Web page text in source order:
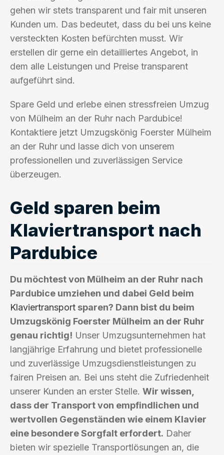
gehen wir stets transparent und fair mit unseren
Kunden um. Das bedeutet, dass du bei uns keine
versteckten Kosten befürchten musst. Wir
erstellen dir gerne ein detailliertes Angebot, in
dem alle Leistungen und Preise transparent
aufgeführt sind.
Spare Geld und erlebe einen stressfreien Umzug
von Mülheim an der Ruhr nach Pardubice!
Kontaktiere jetzt Umzugskönig Foerster Mülheim
an der Ruhr und lasse dich von unserem
professionellen und zuverlässigen Service
überzeugen.
Geld sparen beim
Klaviertransport nach
Pardubice
Du möchtest von Mülheim an der Ruhr nach
Pardubice umziehen und dabei Geld beim
Klaviertransport sparen? Dann bist du beim
Umzugskönig Foerster Mülheim an der Ruhr
genau richtig! Unser Umzugsunternehmen hat
langjährige Erfahrung und bietet professionelle
und zuverlässige Umzugsdienstleistungen zu
fairen Preisen an. Bei uns steht die Zufriedenheit
unserer Kunden an erster Stelle. Wir wissen,
dass der Transport von empfindlichen und
wertvollen Gegenständen wie einem Klavier
eine besondere Sorgfalt erfordert. Daher
bieten wir spezielle Transportlösungen an, die